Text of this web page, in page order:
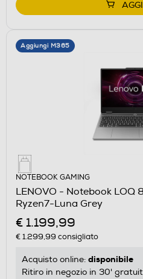
Aggiungi M365
NOTEBOOK GAMING
LENOVO - Notebook LOQ
Ryzen7-Luna Grey
€ 1.199,99
€ 1.299,99 consigliato
Acquisto online: disponibile
Ritiro in negozio in 30'